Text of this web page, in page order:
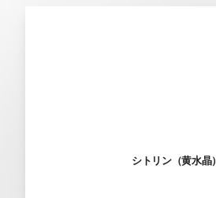
シトリン（黄水晶）